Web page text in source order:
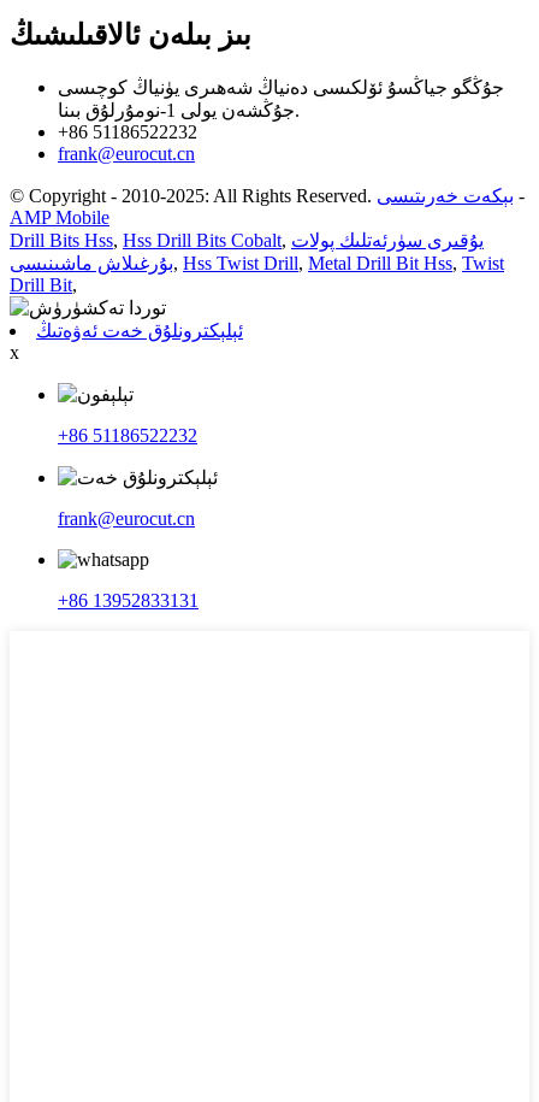
بىز بىلەن ئالاقىلىشىڭ
جۇڭگو جياڭسۇ ئۆلكىسى دەنياڭ شەھىرى يۈنياڭ كوچىسى
جۇڭشەن يولى 1-نومۇرلۇق بىنا.
+86 51186522232
frank@eurocut.cn
© Copyright - 2010-2025: All Rights Reserved. بېكەت خەرىتىسى -
AMP Mobile
Drill Bits Hss, Hss Drill Bits Cobalt, يۇقىرى سۈرئەتلىك پولات
بۇرغىلاش ماشىنىسى, Hss Twist Drill, Metal Drill Bit Hss, Twist
Drill Bit,
ئېلېكترونلۇق خەت ئەۋەتىڭ
x
+86 51186522232
frank@eurocut.cn
+86 13952833131